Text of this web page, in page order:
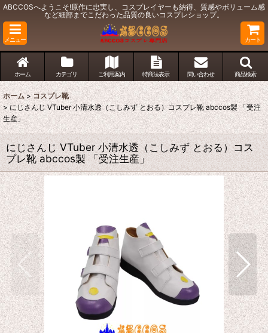
ABCCOSへようこそ!原作に忠実し、コスプレイヤーも納得、質感やボリューム感
など細部までこだわった品質の良いコスプレショップ。
メニュー カート
ホーム カテゴリ ご利用案内 特商法表示 問い合わせ 商品検索
ホーム > コスプレ靴
> にじさんじ VTuber 小清水透（こしみず とおる）コスプレ靴 abccos製 「受注
生産」
にじさんじ VTuber 小清水透（こしみず とおる）コス
プレ靴 abccos製 「受注生産」